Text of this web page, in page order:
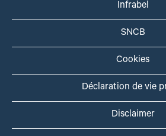
Infrabel
SNCB
Cookies
Déclaration de vie
Disclaimer